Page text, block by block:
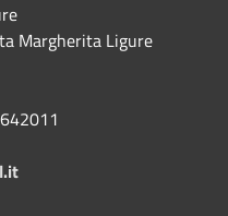
Margherita Ligure